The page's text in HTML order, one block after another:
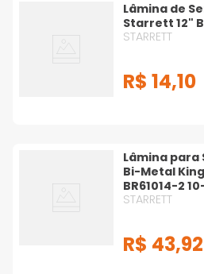
Lâmina de
Starrett 12"
STARRETT
R$ 14,10
Lâmina
Bi-Metal
BR61014-2
STARRETT
R$ 43,92